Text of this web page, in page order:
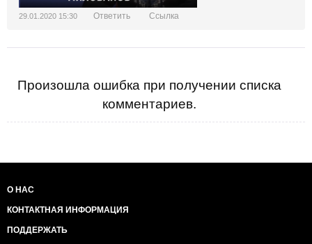
29.01.2020 15:30 Ответить Ссылка
Произошла ошибка при получении списка
комментариев.
О НАС
КОНТАКТНАЯ ИНФОРМАЦИЯ
ПОДДЕРЖАТЬ